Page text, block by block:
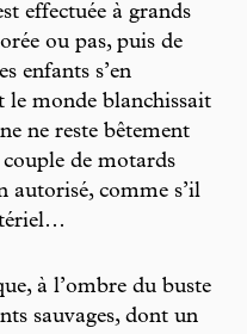
effectuée à grands
ou pas, puis de
enfants s’en
monde blanchissait
ne reste bêtement
de motards
autorisé, comme s’il
à l’ombre du buste
sauvages, dont un